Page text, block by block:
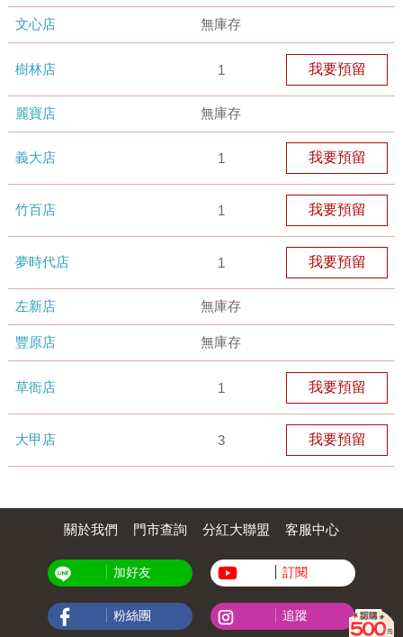
文心店 無庫存
樹林店 1 我要預留
麗寶店 無庫存
義大店 1 我要預留
竹百店 1 我要預留
夢時代店 1 我要預留
左新店 無庫存
豐原店 無庫存
草衙店 1 我要預留
大甲店 3 我要預留
關於我們 門市查詢 分紅大聯盟 客服中心
加好友 訂閱
粉絲團 追蹤